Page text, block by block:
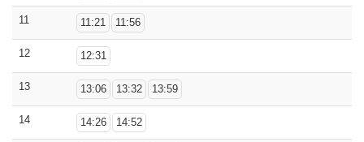
11 11:21 11:56
12 12:31
13 13:06 13:32 13:59
14 14:26 14:52